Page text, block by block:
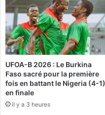
a
r
r
i
v
e
…
»
s
t
r
e
s
d
u
1
8
a
UFOA-B 2026 : Le Burkina
Faso sacré pour la première
fois en battant le Nigeria (4-1)
en finale
il y a 3 heures